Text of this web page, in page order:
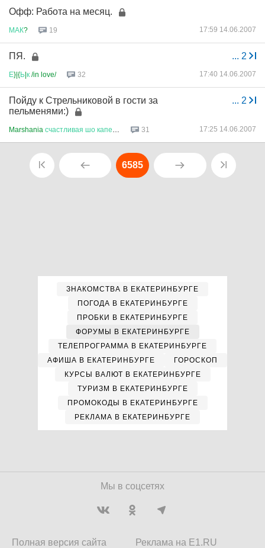
Офф: Работа на месяц.
МАК? 19 17:59 14.06.2007
... 2
ПЯ.
Е}|{Ь|к /in love/ 32 17:40 14.06.2007
... 2
Пойду к Стрельниковой в гости за
пельменями:)
Marshania счастливая шо капец 31 17:25 14.06.2007
6585
ЗНАКОМСТВА В ЕКАТЕРИНБУРГЕ
ПОГОДА В ЕКАТЕРИНБУРГЕ
ПРОБКИ В ЕКАТЕРИНБУРГЕ
ФОРУМЫ В ЕКАТЕРИНБУРГЕ
ТЕЛЕПРОГРАММА В ЕКАТЕРИНБУРГЕ
АФИША В ЕКАТЕРИНБУРГЕ
ГОРОСКОП
КУРСЫ ВАЛЮТ В ЕКАТЕРИНБУРГЕ
ТУРИЗМ В ЕКАТЕРИНБУРГЕ
ПРОМОКОДЫ В ЕКАТЕРИНБУРГЕ
РЕКЛАМА В ЕКАТЕРИНБУРГЕ
Мы в соцсетях
Полная версия сайта
Реклама на E1.RU